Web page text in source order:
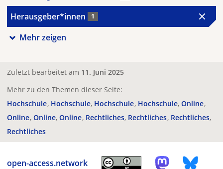
Herausgeber*innen 1
Mehr zeigen
Zuletzt bearbeitet am 11. Juni 2025
Mehr zu den Themen dieser Seite:
Hochschule Hochschule Hochschule Hochschule Online
Online Online Online Rechtliches Rechtliches Rechtliches
Rechtliches
open-access.network